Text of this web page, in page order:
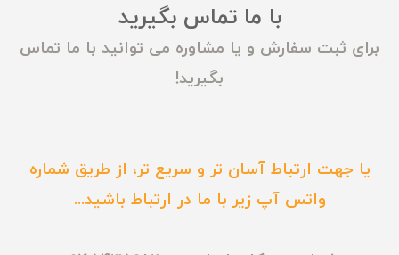
با ما تماس بگیرید
برای ثبت سفارش و یا مشاوره می توانید با ما تماس
بگیرید!
یا جهت ارتباط آسان تر و سریع تر، از طریق شماره
واتس آپ زیر با ما در ارتباط باشید...